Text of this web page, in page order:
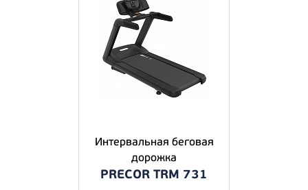
Интервальная беговая
дорожка
PRECOR TRM 731